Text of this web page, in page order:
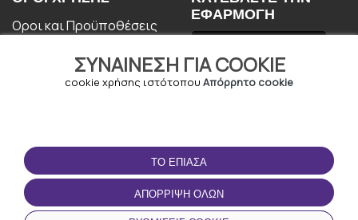
ΣΥΝΑΊΝΕΣΗ ΓΙΑ COOKIE
cookie χρήσης ιστότοπου Απόρρητο cookie
ΤΟ ΈΠΙΑΣΑ
ΑΠΌΡΡΙΨΗ ΌΛΩΝ
Οροι και Προϋποθέσεις
Πολιτική cookie
Συμφωνία Χρήστη
ΕΦΑΡΜΟΓΉ